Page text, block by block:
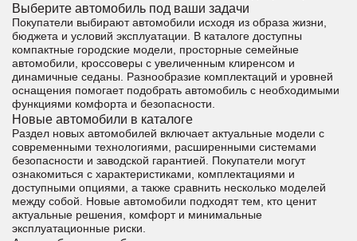
Выберите автомобиль под ваши задачи
Покупатели выбирают автомобили исходя из образа жизни,
бюджета и условий эксплуатации. В каталоге доступны
компактные городские модели, просторные семейные
автомобили, кроссоверы с увеличенным клиренсом и
динамичные седаны. Разнообразие комплектаций и уровней
оснащения помогает подобрать автомобиль с необходимыми
функциями комфорта и безопасности.
Новые автомобили в каталоге
Раздел новых автомобилей включает актуальные модели с
современными технологиями, расширенными системами
безопасности и заводской гарантией. Покупатели могут
ознакомиться с характеристиками, комплектациями и
доступными опциями, а также сравнить несколько моделей
между собой. Новые автомобили подходят тем, кто ценит
актуальные решения, комфорт и минимальные
эксплуатационные риски.